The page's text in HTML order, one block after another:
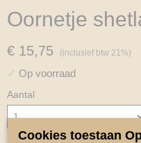
Oornetje
€ 15,75 (inclusief btw 21%)
✓ Op voorraad
Aantal
Cookies toestaan